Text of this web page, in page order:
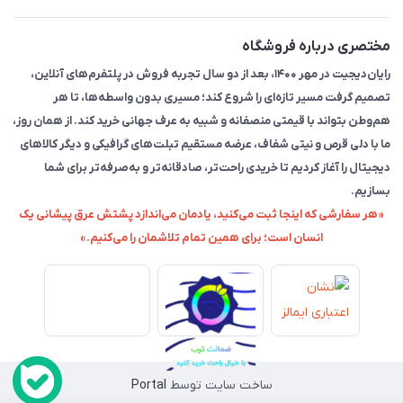
مختصری درباره فروشگاه
رایان‌دیجیت در مهر ۱۴۰۰، بعد از دو سال تجربه فروش در پلتفرم‌های آنلاین،
تصمیم گرفت مسیر تازه‌ای را شروع کند؛ مسیری بدون واسطه‌ها، تا هر
هم‌وطن بتواند با قیمتی منصفانه و شبیه به عرف جهانی خرید کند. از همان روز،
ما با دلی قرص و نیتی شفاف، عرضه مستقیم تبلت‌های گرافیکی و دیگر کالاهای
دیجیتال را آغاز کردیم تا خریدی راحت‌تر، صادقانه‌تر و به‌صرفه‌تر برای شما
بسازیم.
«هر سفارشی که اینجا ثبت می‌کنید، یادمان می‌اندازد پشتش عرق پیشانی یک
انسان است؛ برای همین تمام تلاشمان را می‌کنیم.»
ساخت سایت توسط Portal